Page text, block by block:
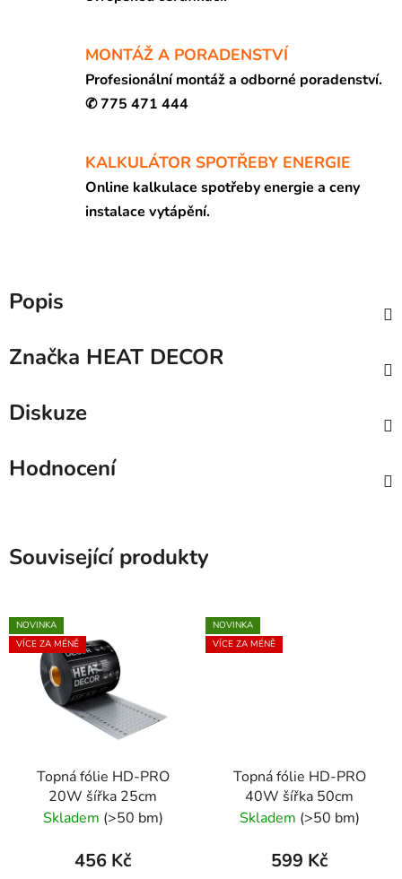
MONTÁŽ A PORADENSTVÍ
Profesionální montáž a odborné poradenství.
✆ 775 471 444
KALKULÁTOR SPOTŘEBY ENERGIE
Online kalkulace spotřeby energie a ceny
instalace vytápění.
Popis
Značka HEAT DECOR
Diskuze
Hodnocení
Související produkty
NOVINKA
VÍCE ZA MÉNĚ
Topná fólie HD-PRO
20W šířka 25cm
Skladem (>50 bm)
456 Kč
NOVINKA
VÍCE ZA MÉNĚ
Topná fólie HD-PRO
40W šířka 50cm
Skladem (>50 bm)
599 Kč